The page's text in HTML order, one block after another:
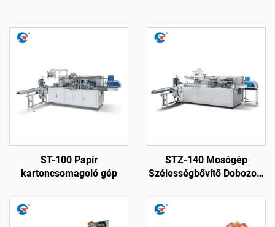
ST-100 Papír
kartoncsomagoló gép
STZ-140 Mosógép
Szélességbővítő Dobozoló